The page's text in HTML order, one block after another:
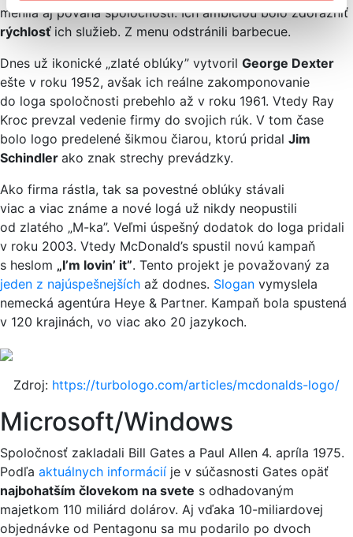
menila aj povaha spoločnosti. Ich ambíciou bolo zdôrazniť
rýchlosť ich služieb. Z menu odstránili barbecue.
Dnes už ikonické „zlaté oblúky” vytvoril George Dexter
ešte v roku 1952, avšak ich reálne zakomponovanie
do loga spoločnosti prebehlo až v roku 1961. Vtedy Ray
Kroc prevzal vedenie firmy do svojich rúk. V tom čase
bolo logo predelené šikmou čiarou, ktorú pridal Jim
Schindler ako znak strechy prevádzky.
Ako firma rástla, tak sa povestné oblúky stávali
viac a viac známe a nové logá už nikdy neopustili
od zlatého „M-ka”. Veľmi úspešný dodatok do loga pridali
v roku 2003. Vtedy McDonald’s spustil novú kampaň
s heslom „I’m lovin’ it”. Tento projekt je považovaný za
jeden z najúspešnejších až dodnes. Slogan vymyslela
nemecká agentúra Heye & Partner. Kampaň bola spustená
v 120 krajinách, vo viac ako 20 jazykoch.
Zdroj: https://turbologo.com/articles/mcdonalds-logo/
Microsoft/Windows
Spoločnosť zakladali Bill Gates a Paul Allen 4. apríla 1975.
Podľa aktuálnych informácií je v súčasnosti Gates opäť
najbohatším človekom na svete s odhadovaným
majetkom 110 miliárd dolárov. Aj vďaka 10-miliardovej
objednávke od Pentagonu sa mu podarilo po dvoch